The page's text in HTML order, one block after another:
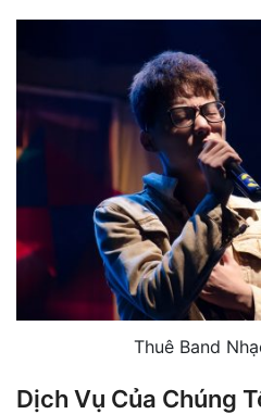
Thuê Band
Dịch Vụ Của Chúng